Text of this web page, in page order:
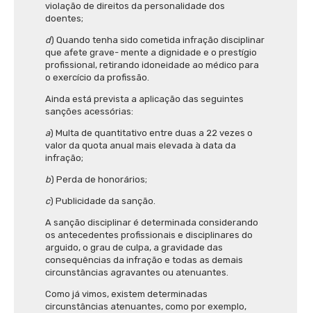
violação de direitos da personalidade dos
doentes;
d) Quando tenha sido cometida infração disciplinar
que afete grave- mente a dignidade e o prestígio
profissional, retirando idoneidade ao médico para
o exercício da profissão.
Ainda está prevista a aplicação das seguintes
sanções acessórias:
a) Multa de quantitativo entre duas a 22 vezes o
valor da quota anual mais elevada à data da
infração;
b) Perda de honorários;
c) Publicidade da sanção.
A sanção disciplinar é determinada considerando
os antecedentes profissionais e disciplinares do
arguido, o grau de culpa, a gravidade das
consequências da infração e todas as demais
circunstâncias agravantes ou atenuantes.
Como já vimos, existem determinadas
circunstâncias atenuantes, como por exemplo,